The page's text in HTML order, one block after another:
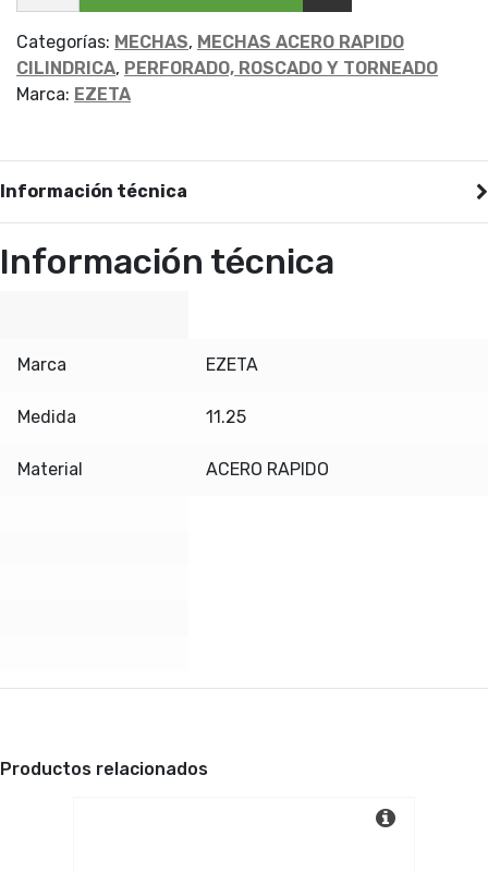
11.25
cantidad
Categorías: MECHAS, MECHAS ACERO RAPIDO
CILINDRICA, PERFORADO, ROSCADO Y TORNEADO
Marca: EZETA
Información técnica
Información técnica
Marca EZETA
Medida 11.25
Material ACERO RAPIDO
Productos relacionados